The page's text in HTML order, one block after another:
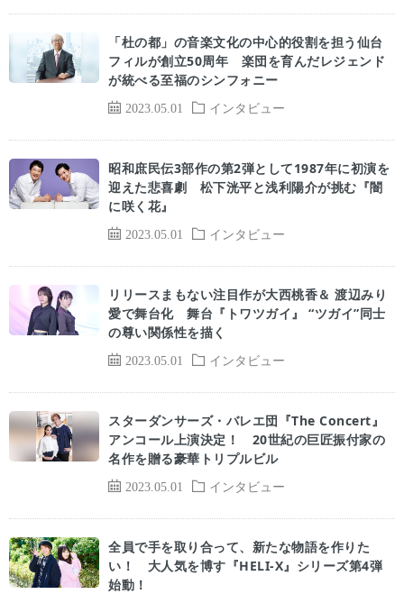
2023.05.01 インタビュー
「杜の都」の音楽文化の中心的役割を担う仙台
フィルが創立50周年 楽団を育んだレジェンド
が統べる至福のシンフォニー
2023.05.01 インタビュー
昭和庶民伝3部作の第2弾として1987年に初演を
迎えた悲喜劇 松下洸平と浅利陽介が挑む『闇
に咲く花』
2023.05.01 インタビュー
リリースまもない注目作が大西桃香＆ 渡辺みり
愛で舞台化 舞台『トワツガイ』 “ツガイ”同士
の尊い関係性を描く
2023.05.01 インタビュー
スターダンサーズ・バレエ団『The Concert』
アンコール上演決定！ 20世紀の巨匠振付家の
名作を贈る豪華トリプルビル
全員で手を取り合って、新たな物語を作りた
い！ 大人気を博す『HELI-X』シリーズ第4弾
始動！